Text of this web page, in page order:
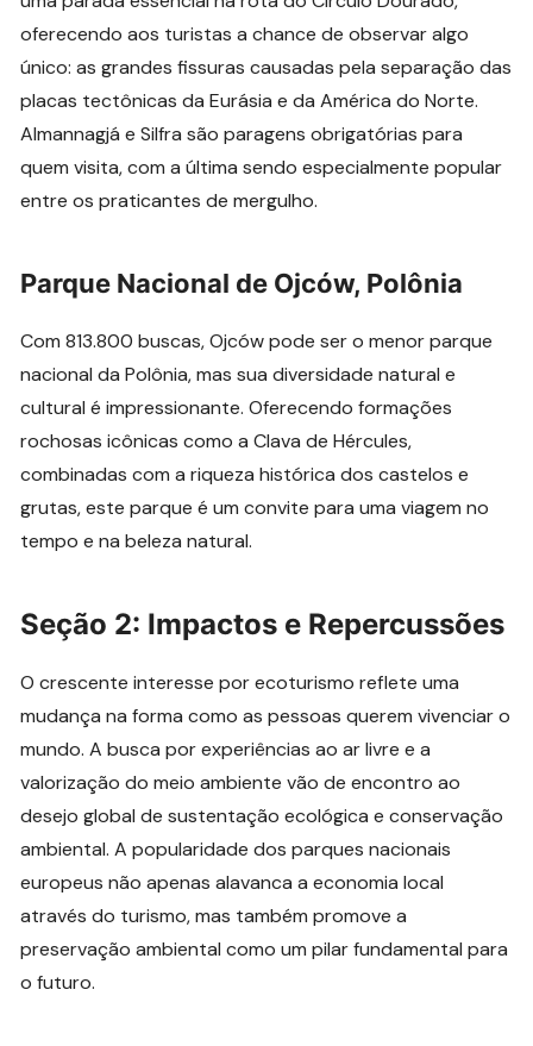
oferecendo aos turistas a chance de observar algo
único: as grandes fissuras causadas pela separação das
placas tectônicas da Eurásia e da América do Norte.
Almannagjá e Silfra são paragens obrigatórias para
quem visita, com a última sendo especialmente popular
entre os praticantes de mergulho.
Parque Nacional de Ojców, Polônia
Com 813.800 buscas, Ojców pode ser o menor parque
nacional da Polônia, mas sua diversidade natural e
cultural é impressionante. Oferecendo formações
rochosas icônicas como a Clava de Hércules,
combinadas com a riqueza histórica dos castelos e
grutas, este parque é um convite para uma viagem no
tempo e na beleza natural.
Seção 2: Impactos e Repercussões
O crescente interesse por ecoturismo reflete uma
mudança na forma como as pessoas querem vivenciar o
mundo. A busca por experiências ao ar livre e a
valorização do meio ambiente vão de encontro ao
desejo global de sustentação ecológica e conservação
ambiental. A popularidade dos parques nacionais
europeus não apenas alavanca a economia local
através do turismo, mas também promove a
preservação ambiental como um pilar fundamental para
o futuro.